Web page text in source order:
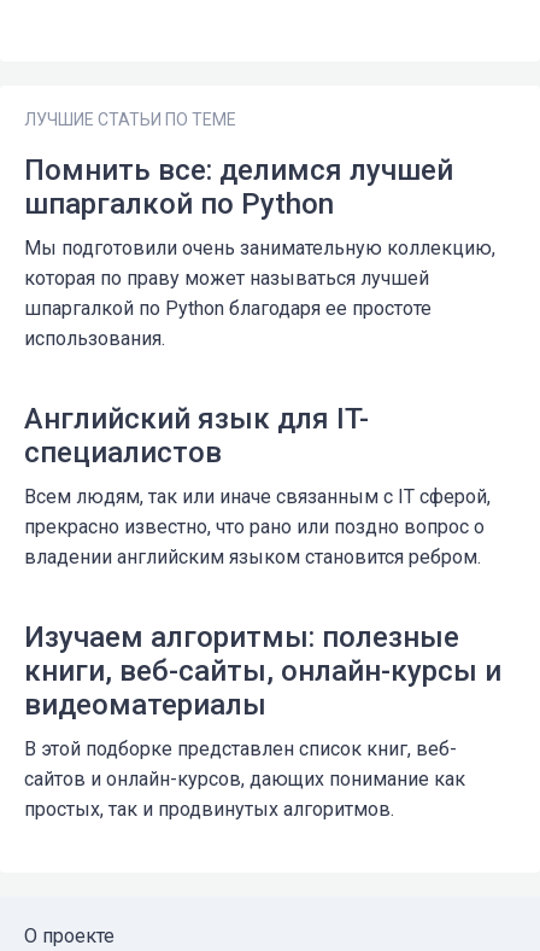
ЛУЧШИЕ СТАТЬИ ПО ТЕМЕ
Помнить все: делимся лучшей
шпаргалкой по Python
Мы подготовили очень занимательную коллекцию,
которая по праву может называться лучшей
шпаргалкой по Python благодаря ее простоте
использования.
Английский язык для IT-
специалистов
Всем людям, так или иначе связанным с IT сферой,
прекрасно известно, что рано или поздно вопрос о
владении английским языком становится ребром.
Изучаем алгоритмы: полезные
книги, веб-сайты, онлайн-курсы и
видеоматериалы
В этой подборке представлен список книг, веб-
сайтов и онлайн-курсов, дающих понимание как
простых, так и продвинутых алгоритмов.
О проекте